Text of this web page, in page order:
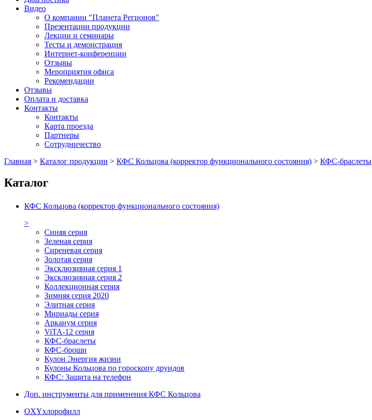
Видео
О компании "Планета Регионов"
Презентации продукции
Лекции и семинары
Тесты и демонстрация
Интернет-конференции
Отзывы
Мероприятия офиса
Рекомендации
Отзывы
Оплата и доставка
Контакты
Контакты
Карта проезда
Партнеры
Сотрудничество
Главная > Каталог продукции > КФС Кольцова (корректор функционального состояния) > КФС-браслеты
Каталог
КФС Кольцова (корректор функционального состояния)
>
Синяя серия
Зеленая серия
Сиреневая серия
Золотая серия
Эксклюзивная серия 1
Эксклюзивная серия 2
Коллекционная серия
Зимняя серия 2020
Элитная серия
Мириады серия
Арканум серия
ViTA-12 серия
КФС-браслеты
КФС-броши
Кулон Энергия жизни
Кулоны Кольцова по гороскопу друидов
КФС: Защита на телефон
Доп. инструменты для применения КФС Кольцова
OXYхлорофилл